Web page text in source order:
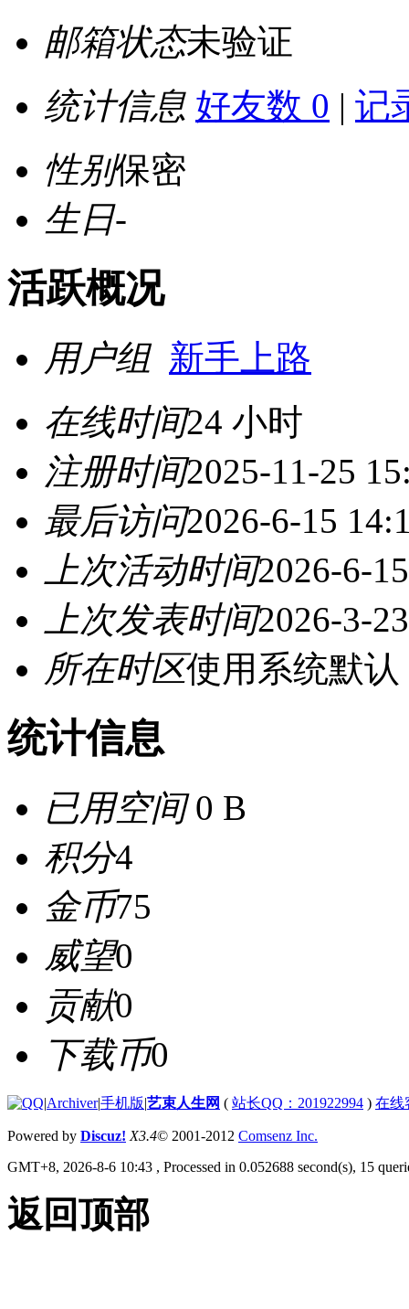
邮箱状态未验证
统计信息 好友数 0 | 记
性别保密
生日-
活跃概况
用户组 新手上路
在线时间24 小时
注册时间2025-11-25
最后访问2026-6-15
上次活动时间2026-6-
上次发表时间2026-3-
所在时区使用系统默认
统计信息
已用空间0 B
积分4
金币75
威望0
贡献0
下载币0
|Archiver|手机版|艺束人生网 ( 站长QQ：201922994 ) 在线
Powered by Discuz! X3.4© 2001-2012 Comsenz Inc.
GMT+8, 2026-8-6 10:43 , Processed in 0.052688 second(s), 15
返回顶部